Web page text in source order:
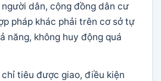
dân, cộng đồng dân cư
pháp khác phải trên cơ sở tự
năng, không huy động quá
tiêu được giao, điều kiện